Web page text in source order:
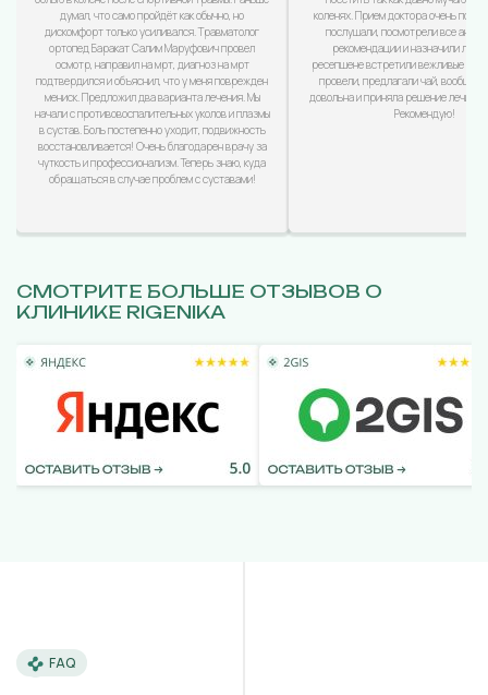
думал, что само пройдёт как обычно, но
дискомфорт только усиливался. Травматолог
ортопед Баракат Салим Маруфович провел
осмотр, направил на мрт, диагноз на мрт
подтвердился и объяснил, что у меня поврежден
мениск. Предложил два варианта лечения. Мы
начали с противовоспалительных уколов и плазмы
в сустав. Боль постепенно уходит, подвижность
восстановливается! Очень благодарен врачу за
чуткость и профессионализм. Теперь знаю, куда
обращаться в случае проблем с суставами!
коленях. Прием доктора очень
послушали, посмотрели все
рекомендации и назначили
ресепшене встретили вежливые
провели, предлагали чай, вообщем
довольна и приняла решение
Рекомендую!
СМОТРИТЕ БОЛЬШЕ ОТЗЫВОВ О
КЛИНИКЕ RIGENIKA
FAQ